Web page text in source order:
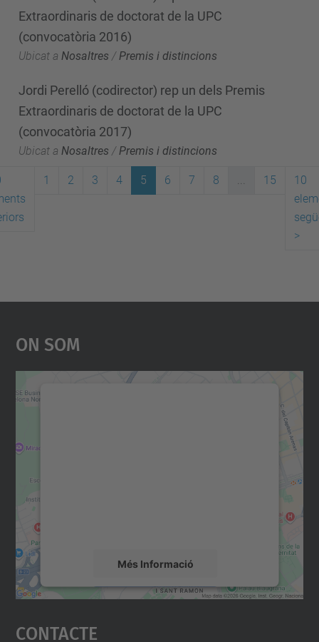
Extraordinaris de doctorat de la UPC
(convocatòria 2016)
Ubicat a Nosaltres / Premis i distincions
Jordi Perelló (codirector) rep un dels Premis
Extraordinaris de doctorat de la UPC
(convocatòria 2017)
Ubicat a Nosaltres /Premis i distincions
1 2 3 4 5 6 7 8 ... 15
10
>
On Som
Més Informació
Accepta
powered by
Contacte